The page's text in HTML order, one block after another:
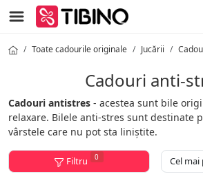
Toate cadourile originale Jucării
Cadouri anti-
Cadouri antistres - acestea sunt bile
relaxare. Bilele anti-stres sunt destinate
vârstele care nu pot sta liniștite.
Filtru 0